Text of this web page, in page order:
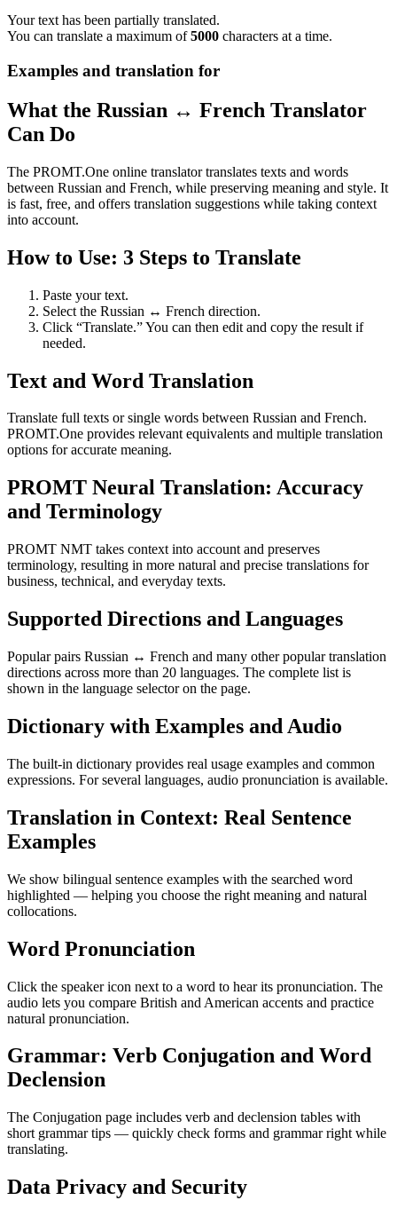
Your text has been partially translated.
You can translate a maximum of5000 characters at a time.
Examples and translation for
What the Russian ↔ French Translator
Can Do
The PROMT.One online translator translates texts and words
between Russian and French, while preserving meaning and style. It
is fast, free, and offers translation suggestions while taking context
into account.
How to Use: 3 Steps to Translate
Paste your text.
Select the Russian ↔ French direction.
Click “Translate.” You can then edit and copy the result if
needed.
Text and Word Translation
Translate full texts or single words between Russian and French.
PROMT.One provides relevant equivalents and multiple translation
options for accurate meaning.
PROMT Neural Translation: Accuracy
and Terminology
PROMT NMT takes context into account and preserves
terminology, resulting in more natural and precise translations for
business, technical, and everyday texts.
Supported Directions and Languages
Popular pairs Russian ↔ French and many other popular translation
directions across more than 20 languages. The complete list is
shown in the language selector on the page.
Dictionary with Examples and Audio
The built-in dictionary provides real usage examples and common
expressions. For several languages, audio pronunciation is available.
Translation in Context: Real Sentence
Examples
We show bilingual sentence examples with the searched word
highlighted — helping you choose the right meaning and natural
collocations.
Word Pronunciation
Click the speaker icon next to a word to hear its pronunciation. The
audio lets you compare British and American accents and practice
natural pronunciation.
Grammar: Verb Conjugation and Word
Declension
The Conjugation page includes verb and declension tables with
short grammar tips — quickly check forms and grammar right while
translating.
Data Privacy and Security